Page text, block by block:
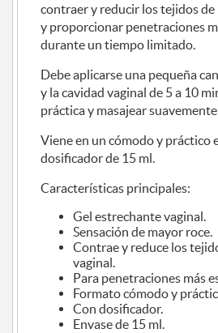
contraer y reducir los tejidos de
y proporcionar penetraciones
durante un tiempo limitado.
Debe aplicarse una pequeña
y la cavidad vaginal de 5 a 10
práctica y masajear
Viene en un cómodo y práctico
dosificador de 15 ml.
Características principales:
Gel estrechante vaginal.
Sensación de mayor roce.
Contrae y reduce los
vaginal.
Para penetraciones más
Formato cómodo y
Con dosificador.
Envase de 15 ml.